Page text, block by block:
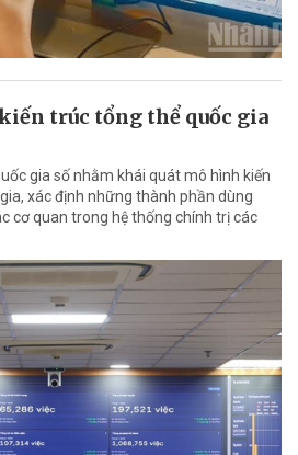
trúc tổng thể quốc gia
gia số nhằm khái quát mô hình kiến
xác định những thành phần dùng
cơ quan trong hệ thống chính trị các